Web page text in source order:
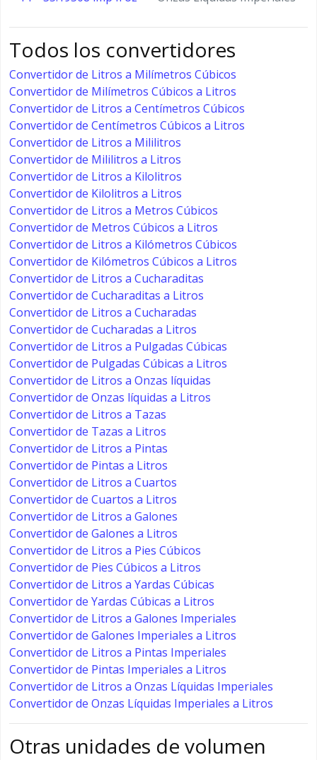
Todos los convertidores
Convertidor de Litros a Milímetros Cúbicos
Convertidor de Milímetros Cúbicos a Litros
Convertidor de Litros a Centímetros Cúbicos
Convertidor de Centímetros Cúbicos a Litros
Convertidor de Litros a Mililitros
Convertidor de Mililitros a Litros
Convertidor de Litros a Kilolitros
Convertidor de Kilolitros a Litros
Convertidor de Litros a Metros Cúbicos
Convertidor de Metros Cúbicos a Litros
Convertidor de Litros a Kilómetros Cúbicos
Convertidor de Kilómetros Cúbicos a Litros
Convertidor de Litros a Cucharaditas
Convertidor de Cucharaditas a Litros
Convertidor de Litros a Cucharadas
Convertidor de Cucharadas a Litros
Convertidor de Litros a Pulgadas Cúbicas
Convertidor de Pulgadas Cúbicas a Litros
Convertidor de Litros a Onzas líquidas
Convertidor de Onzas líquidas a Litros
Convertidor de Litros a Tazas
Convertidor de Tazas a Litros
Convertidor de Litros a Pintas
Convertidor de Pintas a Litros
Convertidor de Litros a Cuartos
Convertidor de Cuartos a Litros
Convertidor de Litros a Galones
Convertidor de Galones a Litros
Convertidor de Litros a Pies Cúbicos
Convertidor de Pies Cúbicos a Litros
Convertidor de Litros a Yardas Cúbicas
Convertidor de Yardas Cúbicas a Litros
Convertidor de Litros a Galones Imperiales
Convertidor de Galones Imperiales a Litros
Convertidor de Litros a Pintas Imperiales
Convertidor de Pintas Imperiales a Litros
Convertidor de Litros a Onzas Líquidas Imperiales
Convertidor de Onzas Líquidas Imperiales a Litros
Otras unidades de volumen